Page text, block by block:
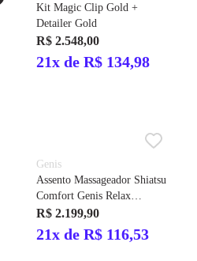
Kit Magic Clip Gold +
Detailer Gold
R$ 2.548,00
21x de R$ 134,98
Genis
Assento Massageador Shiatsu
Comfort Genis Relax
Polishop
R$ 2.199,90
21x de R$ 116,53